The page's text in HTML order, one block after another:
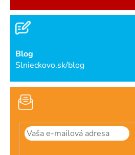
Blog
Slnieckovo.sk/blog